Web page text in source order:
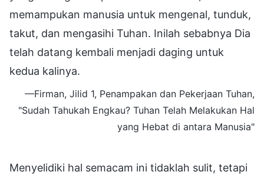
memampukan manusia untuk mengenal, tunduk,
takut, dan mengasihi Tuhan. Inilah sebabnya Dia
telah datang kembali menjadi daging untuk
kedua kalinya.
—Firman, Jilid 1, Penampakan dan Pekerjaan Tuhan,
"Sudah Tahukah Engkau? Tuhan Telah Melakukan Hal
yang Hebat di antara Manusia"
Menyelidiki hal semacam ini tidaklah sulit, tetapi